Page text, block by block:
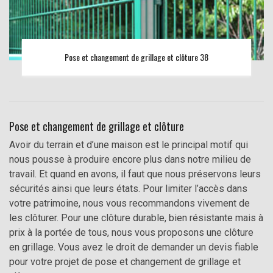
Pose et changement de grillage et clôture 38
Pose et changement de grillage et clôture
Avoir du terrain et d’une maison est le principal motif qui
nous pousse à produire encore plus dans notre milieu de
travail. Et quand en avons, il faut que nous préservons leurs
sécurités ainsi que leurs états. Pour limiter l’accès dans
votre patrimoine, nous vous recommandons vivement de
les clôturer. Pour une clôture durable, bien résistante mais à
prix à la portée de tous, nous vous proposons une clôture
en grillage. Vous avez le droit de demander un devis fiable
pour votre projet de pose et changement de grillage et